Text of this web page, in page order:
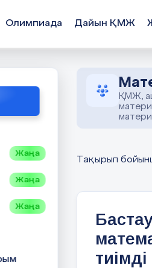
Жаңа
Жаңа
Жаңа
Олимпиада Дайын ҚМЖ
ҚМЖ,
Тақырып